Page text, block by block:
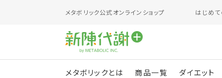
メタボリック公式オンラインショップ はじめ
メタボリックとは 商品一覧 ダイエット